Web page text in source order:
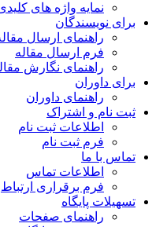
نمایه واژه های کلیدی
برای نویسندگان
راهنمای ارسال مقاله
فرم ارسال مقاله
راهنمای نگارش مقاله
برای داوران
راهنمای داوران
ثبت نام و اشتراک
اطلاعات ثبت نام
فرم ثبت نام
تماس با ما
اطلاعات تماس
فرم برقراری ارتباط
تسهیلات پایگاه
راهنمای صفحات